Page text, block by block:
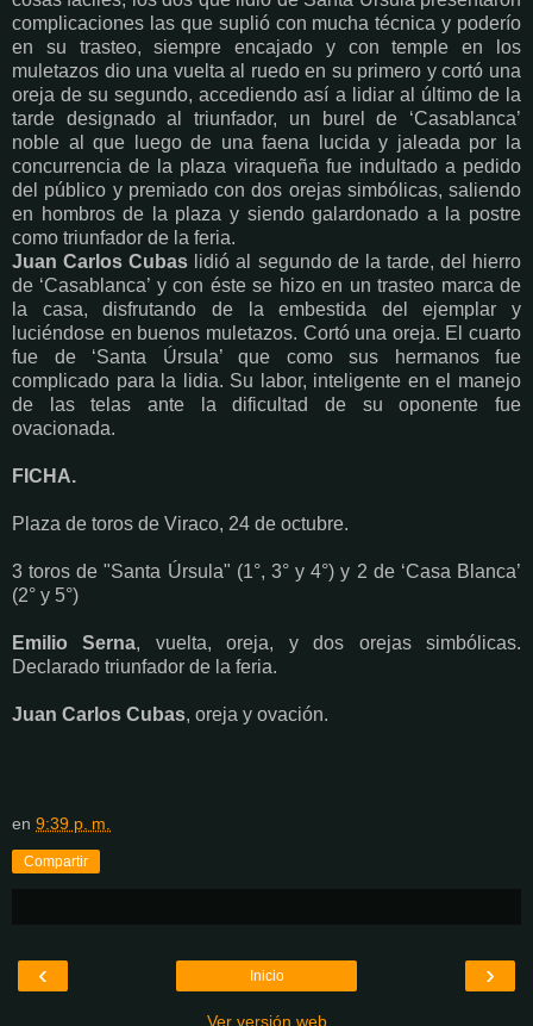
complicaciones las que suplió con mucha técnica y poderío
en su trasteo, siempre encajado y con temple en los
muletazos dio una vuelta al ruedo en su primero y cortó una
oreja de su segundo, accediendo así a lidiar al último de la
tarde designado al triunfador, un burel de ‘Casablanca’
noble al que luego de una faena lucida y jaleada por la
concurrencia de la plaza viraqueña fue indultado a pedido
del público y premiado con dos orejas simbólicas, saliendo
en hombros de la plaza y siendo galardonado a la postre
como triunfador de la feria.
Juan Carlos Cubas lidió al segundo de la tarde, del hierro
de ‘Casablanca’ y con éste se hizo en un trasteo marca de
la casa, disfrutando de la embestida del ejemplar y
luciéndose en buenos muletazos. Cortó una oreja. El cuarto
fue de ‘Santa Úrsula’ que como sus hermanos fue
complicado para la lidia. Su labor, inteligente en el manejo
de las telas ante la dificultad de su oponente fue
ovacionada.
FICHA.
Plaza de toros de Viraco, 24 de octubre.
3 toros de "Santa Úrsula" (1°, 3° y 4°) y 2 de ‘Casa Blanca’
(2° y 5°)
Emilio Serna, vuelta, oreja, y dos orejas simbólicas.
Declarado triunfador de la feria.
Juan Carlos Cubas, oreja y ovación.
en 9:39 p. m.
Compartir
‹ ›
Inicio
Ver versión web